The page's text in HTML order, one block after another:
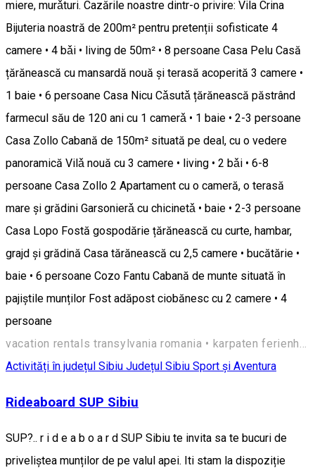
miere, murǎturi. Cazările noastre dintr-o privire: Vila Crina
Bijuteria noastră de 200m² pentru pretenții sofisticate 4
camere • 4 bǎi • living de 50m² • 8 persoane Casa Pelu Casă
țărănească cu mansardă nouă și terasă acoperită 3 camere •
1 baie • 6 persoane Casa Nicu Cǎsutǎ țărănească păstrând
farmecul său de 120 ani cu 1 camerǎ • 1 baie • 2-3 persoane
Casa Zollo Cabană de 150m² situată pe deal, cu o vedere
panoramică Vilǎ nouă cu 3 camere • living • 2 bǎi • 6-8
persoane Casa Zollo 2 Apartament cu o cameră, o terasă
mare și grădini Garsonierǎ cu chicinetǎ • baie • 2-3 persoane
Casa Lopo Fostă gospodărie țărănească cu curte, hambar,
grajd și grădină Casa tărănească cu 2,5 camere • bucătărie •
baie • 6 persoane Cozo Fantu Cabană de munte situată în
pajiștile munților Fost adăpost ciobănesc cu 2 camere • 4
persoane
vacation rentals transylvania romania • karpaten ferienhaus hermannstadt siebenbürgen rumänien • case de vacanta de inchiriat marginimea sibiului • maisons de vacances transylvanie roumanie • Sibiu, Vale 557236, Romania
Activități în județul Sibiu Județul Sibiu Sport și Aventura
Rideaboard SUP Sibiu
SUP?.. r i d e a b o a r d SUP Sibiu te invita sa te bucuri de
priveliștea munților de pe valul apei. Iti stam la dispoziție